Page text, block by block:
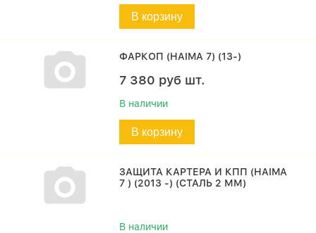
В корзину
ФАРКОП (HAIMA 7) (13-)
7 380 руб шт.
В наличии
В корзину
ЗАЩИТА КАРТЕРА И КПП (HAIMA
7 ) (2013 -) (СТАЛЬ 2 ММ)
В наличии